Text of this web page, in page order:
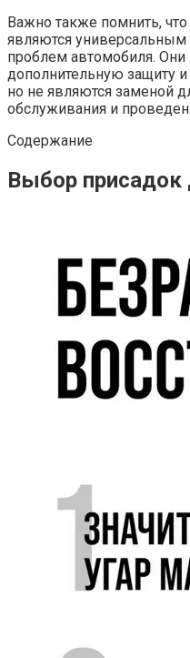
Важно также помнить, что
являются
проблем автомобиля. Они
дополнительную защиту и
но не являются заменой
обслуживания и
Содержание
Выбор присадок